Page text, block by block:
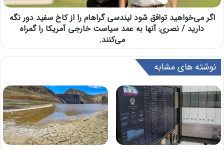
اگر می‌خواهید توافق شود لیندسی گراهام را از کاخ سفید دور نگه
دارید / نصری: آنها به عمد سیاست خارجی آمریکا را گمراه
می‌کنند.
نوشته های مشابه